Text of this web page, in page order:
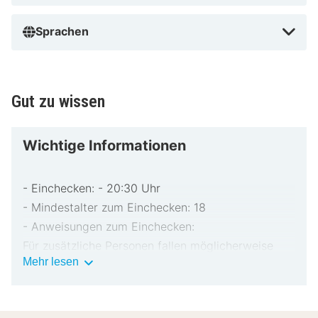
Sprachen
Gut zu wissen
Wichtige Informationen
- Einchecken: - 20:30 Uhr
- Mindestalter zum Einchecken: 18
- Anweisungen zum Einchecken:
Für zusätzliche Personen fallen möglicherweise
Gebühren an, die abhängig von den Bestimmungen
Mehr lesen Wichtige